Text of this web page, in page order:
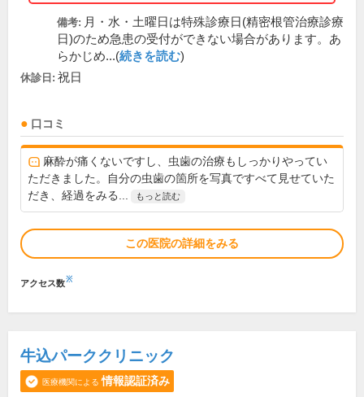
備考: 月・水・土曜日は特殊診療日(精密根管治療診療
日)のため急患の受付ができない場合があります。あ
らかじめ...(続きを読む)
休診日: 祝日
口コミ
麻酔が痛くないですし、虫歯の治療もしっかりやってい
ただきました。自分の虫歯の箇所を写真ですべて見せていた
だき、経過をみる...
もっと読む
この医院の詳細をみる
アクセス数※
牛込パーククリニック
医療機関による 情報認証済み